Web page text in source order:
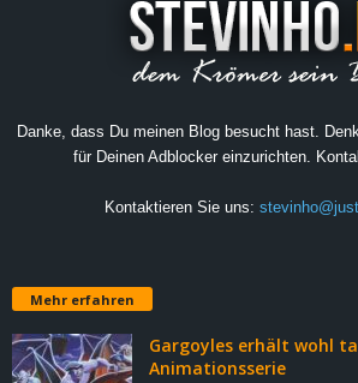
Danke, dass Du meinen Blog besucht hast.
für Deinen Adblocker einzurichten.
Kontaktieren Sie uns:
Mehr erfahren
Gargoyles erhält wohl
Animationsserie